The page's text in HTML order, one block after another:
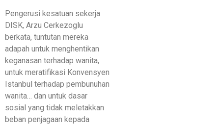
Pengerusi kesatuan sekerja
DISK, Arzu Cerkezoglu
berkata, tuntutan mereka
adapah untuk menghentikan
keganasan terhadap wanita,
untuk meratifikasi Konvensyen
Istanbul terhadap pembunuhan
wanita… dan untuk dasar
sosial yang tidak meletakkan
beban penjagaan kepada